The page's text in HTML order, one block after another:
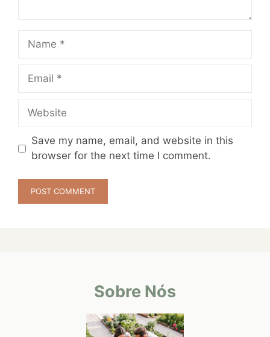
Name
Email
Website
Save my name, email, and website in this
browser for the next time I comment.
Sobre Nós